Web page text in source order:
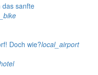
das sanfte
Doch wie?local_airport